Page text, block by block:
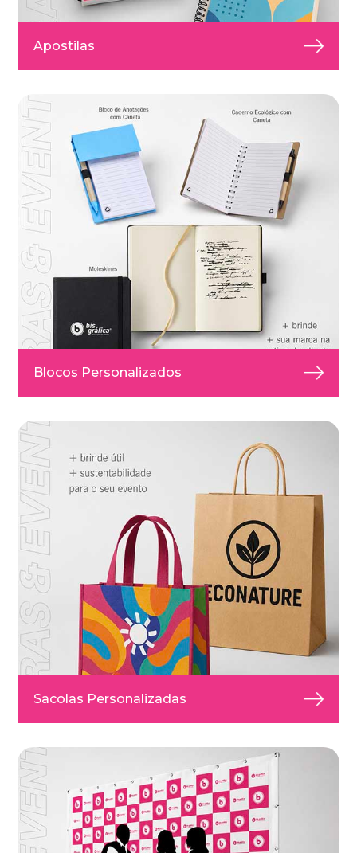
Apostilas
Blocos Personalizados
Sacolas Personalizadas